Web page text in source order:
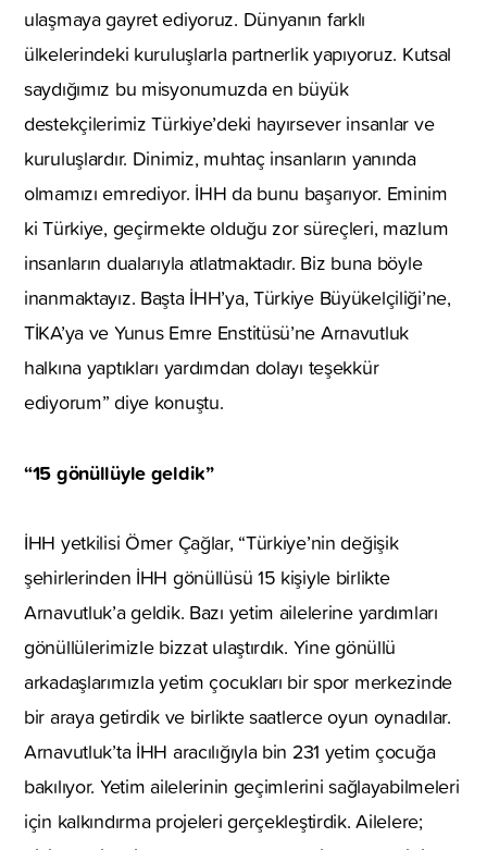
ulaşmaya gayret ediyoruz. Dünyanın farklı
ülkelerindeki kuruluşlarla partnerlik yapıyoruz. Kutsal
saydığımız bu misyonumuzda en büyük
destekçilerimiz Türkiye’deki hayırsever insanlar ve
kuruluşlardır. Dinimiz, muhtaç insanların yanında
olmamızı emrediyor. İHH da bunu başarıyor. Eminim
ki Türkiye, geçirmekte olduğu zor süreçleri, mazlum
insanların dualarıyla atlatmaktadır. Biz buna böyle
inanmaktayız. Başta İHH’ya, Türkiye Büyükelçiliği’ne,
TİKA’ya ve Yunus Emre Enstitüsü’ne Arnavutluk
halkına yaptıkları yardımdan dolayı teşekkür
ediyorum” diye konuştu.
“15 gönüllüyle geldik”
İHH yetkilisi Ömer Çağlar, “Türkiye’nin değişik
şehirlerinden İHH gönüllüsü 15 kişiyle birlikte
Arnavutluk’a geldik. Bazı yetim ailelerine yardımları
gönüllülerimizle bizzat ulaştırdık. Yine gönüllü
arkadaşlarımızla yetim çocukları bir spor merkezinde
bir araya getirdik ve birlikte saatlerce oyun oynadılar.
Arnavutluk’ta İHH aracılığıyla bin 231 yetim çocuğa
bakılıyor. Yetim ailelerinin geçimlerini sağlayabilmeleri
için kalkındırma projeleri gerçekleştirdik. Ailelere;